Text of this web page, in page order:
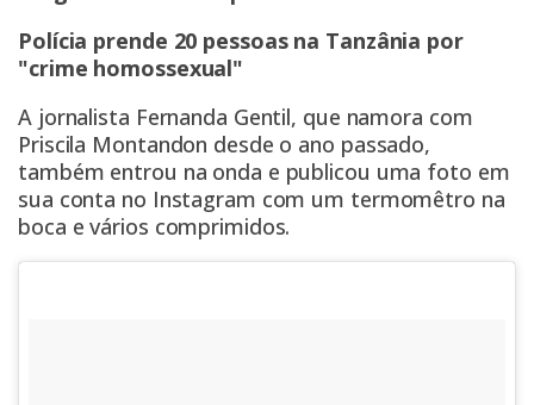
Polícia prende 20 pessoas na Tanzânia por
"crime homossexual"
A jornalista Fernanda Gentil, que namora com
Priscila Montandon desde o ano passado,
também entrou na onda e publicou uma foto em
sua conta no Instagram com um termomêtro na
boca e vários comprimidos.